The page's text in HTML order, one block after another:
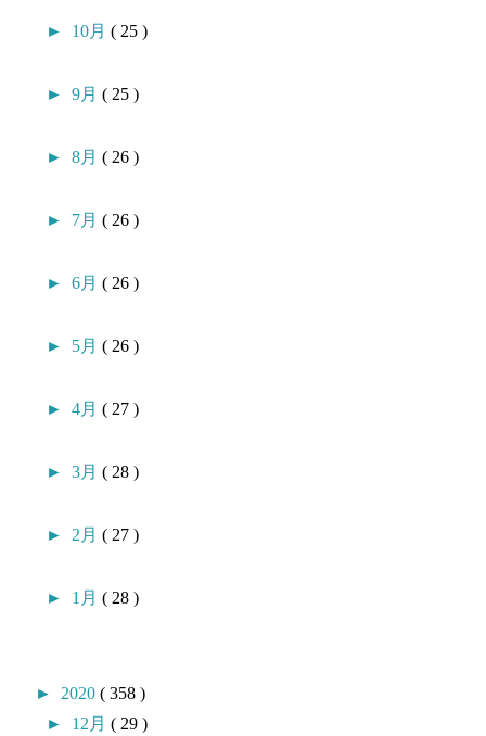
► 10月( 25 )
►9月( 25 )
►8月( 26 )
► 7月( 26 )
►6月( 26 )
► 5月( 26 )
►4月( 27 )
►3月( 28 )
► 2月( 27 )
► 1月( 28 )
► 2020( 358 )
► 12月( 29 )